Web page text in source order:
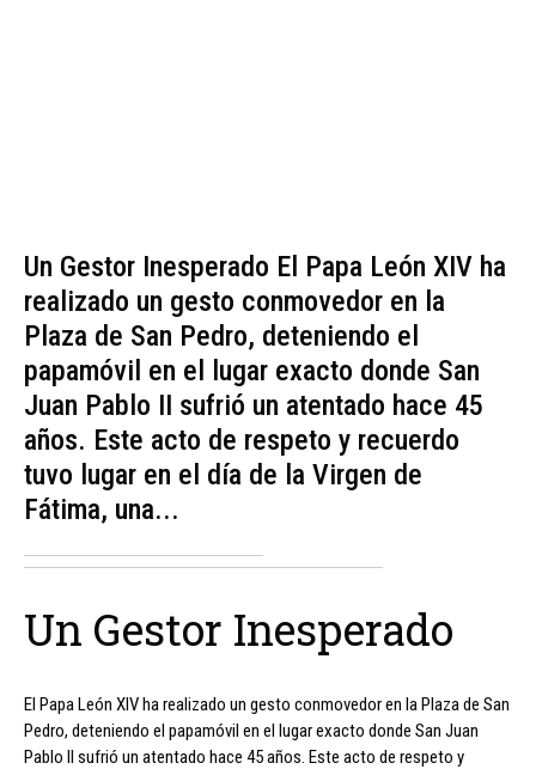
Un Gestor Inesperado El Papa León XIV ha
realizado un gesto conmovedor en la
Plaza de San Pedro, deteniendo el
papamóvil en el lugar exacto donde San
Juan Pablo II sufrió un atentado hace 45
años. Este acto de respeto y recuerdo
tuvo lugar en el día de la Virgen de
Fátima, una...
Un Gestor Inesperado
El Papa León XIV ha realizado un gesto conmovedor en la Plaza de San
Pedro, deteniendo el papamóvil en el lugar exacto donde San Juan
Pablo II sufrió un atentado hace 45 años. Este acto de respeto y